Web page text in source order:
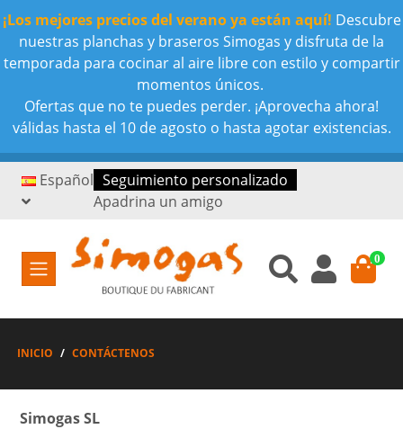
¡Los mejores precios del verano ya están aquí! Descubre
nuestras planchas y braseros Simogas y disfruta de la
temporada para cocinar al aire libre con estilo y compartir
momentos únicos.
Ofertas que no te puedes perder. ¡Aprovecha ahora!
válidas hasta el 10 de agosto o hasta agotar existencias.
Español Seguimiento personalizado
Apadrina un amigo
0
INICIO CONTÁCTENOS
Simogas SL